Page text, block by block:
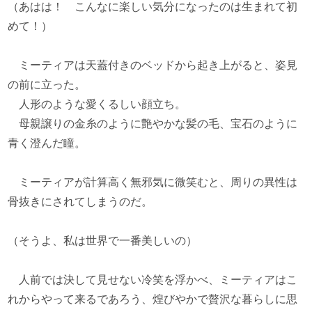
（あはは！ こんなに楽しい気分になったのは生まれて初
めて！）
ミーティアは天蓋付きのベッドから起き上がると、姿見
の前に立った。
人形のような愛くるしい顔立ち。
母親譲りの金糸のように艶やかな髪の毛、宝石のように
青く澄んだ瞳。
ミーティアが計算高く無邪気に微笑むと、周りの異性は
骨抜きにされてしまうのだ。
（そうよ、私は世界で一番美しいの）
人前では決して見せない冷笑を浮かべ、ミーティアはこ
れからやって来るであろう、煌びやかで贅沢な暮らしに思